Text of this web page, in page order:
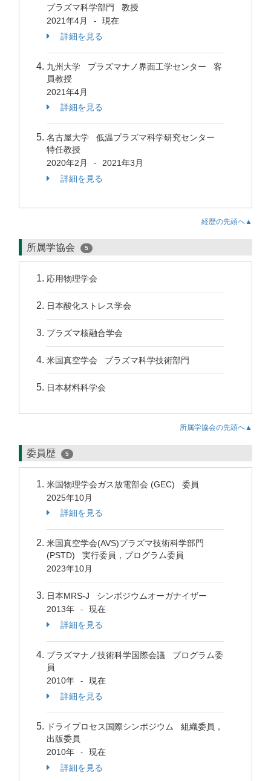
プラズマ科学部門 教授
2021年4月
-
現在
詳細を見る
九州大学 プラズマナノ界面工学センター 客
員教授
2021年4月
詳細を見る
名古屋大学 低温プラズマ科学研究センター
特任教授
2020年2月
-
2021年3月
詳細を見る
経歴の先頭へ▲
所属学協会 5
応用物理学会
日本酸化ストレス学会
プラズマ核融合学会
米国真空学会 プラズマ科学技術部門
日本材料科学会
所属学協会の先頭へ▲
委員歴 5
米国物理学会ガス放電部会 (GEC) 委員
2025年10月
詳細を見る
米国真空学会(AVS)プラズマ技術科学部門
(PSTD) 実行委員，プログラム委員
2023年10月
日本MRS-J シンポジウムオーガナイザー
2013年
-
現在
詳細を見る
プラズマナノ技術科学国際会議 プログラム委
員
2010年
-
現在
詳細を見る
ドライプロセス国際シンポジウム 組織委員，
出版委員
2010年
-
現在
詳細を見る